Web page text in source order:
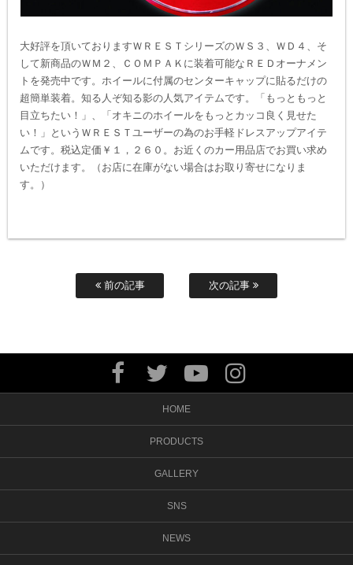
大好評を頂いておりますＷＲＥＳＴシリーズのＷＳ３、ＷＤ４、そ
して新商品のＷＭ２、ＣＯＭＰＡＫに装着可能なＲＥＤオーナメン
トを発売中です。ホイールに付属のセンターキャップに貼るだけの
超簡単装着。知る人ぞ知る影の人気アイテムです。「もっともっと
目立ちたい！」、「オキニのホイールをもっとカッコ良く見せた
い！」というＷＲＥＳＴユーザーの為のお手軽ドレスアップアイテ
ムです。税込定価￥１，２６０。お近くのカー用品店でお買い求め
いただけます。（お店に在庫がない場合はお取り寄せになりま
す。）
前の記事 次の記事
HOME
PRODUCTS
GALLERY
SNS
NEWS